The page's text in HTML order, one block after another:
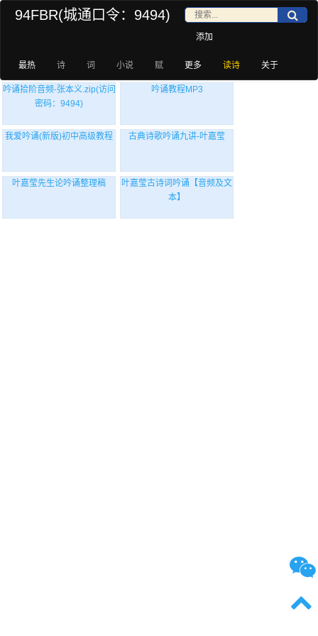
94FBR(城通口令：9494)
添加
最热 诗 词 小说 赋 更多 读诗 关于
吟诵拾阶音频-张本义.zip(访问
密码：9494)
吟诵教程MP3
我爱吟诵(新版)初中高级教程 古典诗歌吟诵九讲-叶嘉莹
叶嘉莹先生论吟诵整理稿
叶嘉莹古诗词吟诵【音频及文
本】